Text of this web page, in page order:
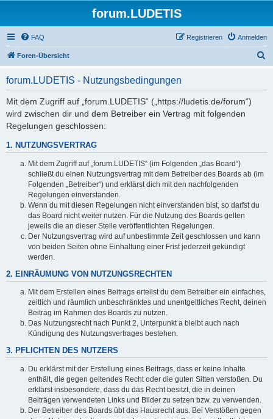
forum.LUDETIS
FAQ Anmelden
Registrieren
Foren-Übersicht
forum.LUDETIS - Nutzungsbedingungen
Mit dem Zugriff auf „forum.LUDETIS“ („https://ludetis.de/forum“)
wird zwischen dir und dem Betreiber ein Vertrag mit folgenden
Regelungen geschlossen:
1. NUTZUNGSVERTRAG
Mit dem Zugriff auf „forum.LUDETIS“ (im Folgenden „das Board“)
schließt du einen Nutzungsvertrag mit dem Betreiber des Boards ab (im
Folgenden „Betreiber“) und erklärst dich mit den nachfolgenden
Regelungen einverstanden.
Wenn du mit diesen Regelungen nicht einverstanden bist, so darfst du
das Board nicht weiter nutzen. Für die Nutzung des Boards gelten
jeweils die an dieser Stelle veröffentlichten Regelungen.
Der Nutzungsvertrag wird auf unbestimmte Zeit geschlossen und kann
von beiden Seiten ohne Einhaltung einer Frist jederzeit gekündigt
werden.
2. EINRÄUMUNG VON NUTZUNGSRECHTEN
Mit dem Erstellen eines Beitrags erteilst du dem Betreiber ein einfaches,
zeitlich und räumlich unbeschränktes und unentgeltliches Recht, deinen
Beitrag im Rahmen des Boards zu nutzen.
Das Nutzungsrecht nach Punkt 2, Unterpunkt a bleibt auch nach
Kündigung des Nutzungsvertrages bestehen.
3. PFLICHTEN DES NUTZERS
Du erklärst mit der Erstellung eines Beitrags, dass er keine Inhalte
enthält, die gegen geltendes Recht oder die guten Sitten verstoßen. Du
erklärst insbesondere, dass du das Recht besitzt, die in deinen
Beiträgen verwendeten Links und Bilder zu setzen bzw. zu verwenden.
Der Betreiber des Boards übt das Hausrecht aus. Bei Verstößen gegen